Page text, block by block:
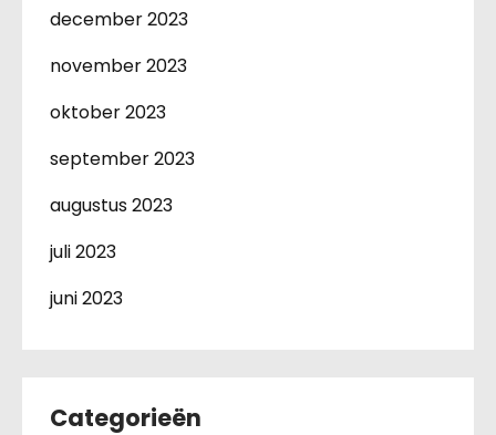
december 2023
november 2023
oktober 2023
september 2023
augustus 2023
juli 2023
juni 2023
Categorieën